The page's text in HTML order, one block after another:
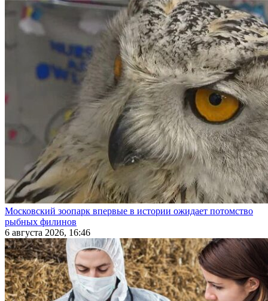
Московский зоопарк впервые в истории ожидает потомство
рыбных филинов
6 августа 2026, 16:46